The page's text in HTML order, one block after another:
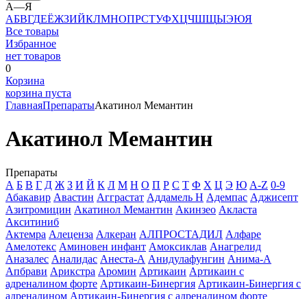
А—Я
АБВГДЕЁЖЗИЙКЛМНОПРСТУФХЦЧШЩЫЭЮЯ
Все товары
Избранное
нет товаров
0
Корзина
корзина пуста
ГлавнаяПрепаратыАкатинол Мемантин
Акатинол Мемантин
Препараты
А Б В Г Д Ж З И Й К Л М Н О П Р С Т Ф Х Ц Э Ю A-Z 0-9
Абакавир Авастин Агграстат Аддамель Н Адемпас Аджисепт
Азитромицин Акатинол Мемантин Акинзео Акласта
Акситиниб
Актемра Алеценза Алкеран АЛПРОСТАДИЛ Алфаре
Амелотекс Аминовен инфант Амоксиклав Анагрелид
Аназалес Аналидас Анеста-А Анидулафунгин Анима-А
Апбрави Арикстра Аромин Артикаин Артикаин с
адреналином форте Артикаин-Бинергия Артикаин-Бинергия с
адреналином Артикаин-Бинергия с адреналином форте